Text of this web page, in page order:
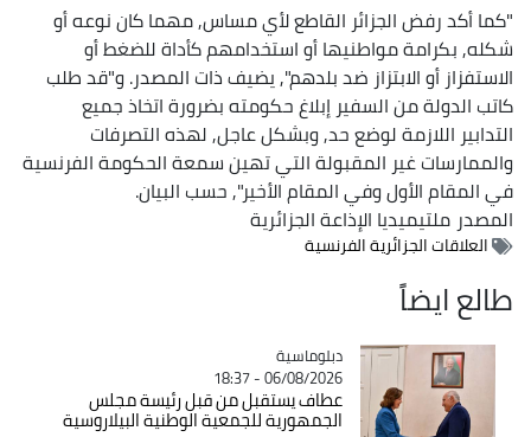
"كما أكد رفض الجزائر القاطع لأي مساس, مهما كان نوعه أو
شكله, بكرامة مواطنيها أو استخدامهم كأداة للضغط أو
الاستفزاز أو الابتزاز ضد بلدهم", يضيف ذات المصدر. و"قد طلب
كاتب الدولة من السفير إبلاغ حكومته بضرورة اتخاذ جميع
التدابير اللازمة لوضع حد, وبشكل عاجل, لهذه التصرفات
والممارسات غير المقبولة التي تهين سمعة الحكومة الفرنسية
في المقام الأول وفي المقام الأخير", حسب البيان.
المصدرملتيميديا الإذاعة الجزائرية
العلاقات الجزائرية الفرنسية
طالع ايضاً
Catégorie
دبلوماسية
06/08/2026 - 18:37
عطاف يستقبل من قبل رئيسة مجلس
الجمهورية للجمعية الوطنية البيلاروسية